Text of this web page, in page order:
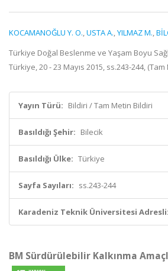
KOCAMANOĞLU Y. O.,USTA A.,YILMAZ M.,
Türkiye Doğal Beslenme ve Yaşam Boyu
Türkiye, 20 - 23 Mayıs 2015, ss.243-244,
Yayın Türü: Bildiri / Tam Metin Bildiri
Basıldığı Şehir: Bilecik
Basıldığı Ülke: Türkiye
Sayfa Sayıları: ss.243-244
Karadeniz Teknik Üniversitesi Adresli:
BM Sürdürülebilir Kalkınma